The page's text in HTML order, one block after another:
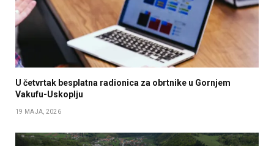
U četvrtak besplatna radionica za obrtnike u Gornjem
Vakufu-Uskoplju
19 MAJA, 2026